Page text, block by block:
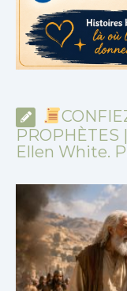
Ellen White.